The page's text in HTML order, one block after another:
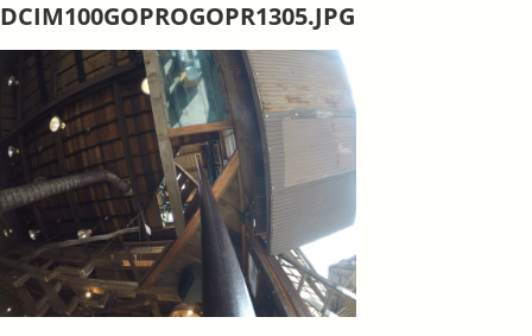
DCIM100GOPROGOPR1305.JPG